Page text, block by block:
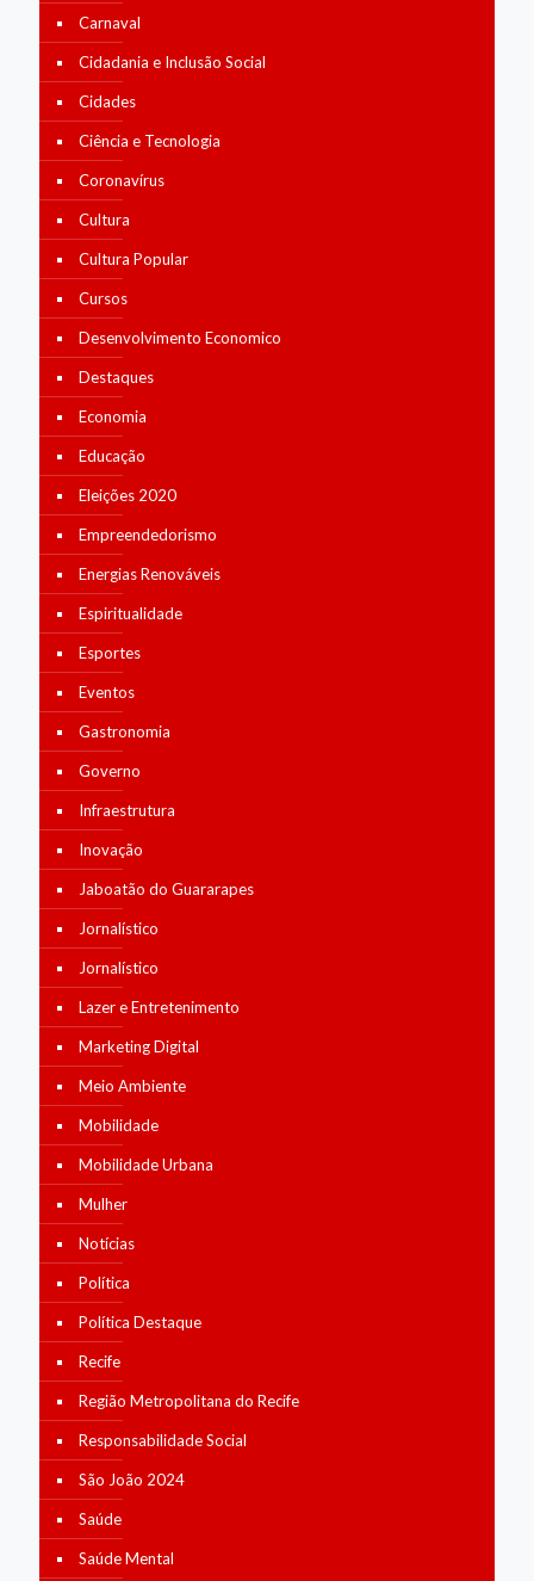
Carnaval
Cidadania e Inclusão Social
Cidades
Ciência e Tecnologia
Coronavírus
Cultura
Cultura Popular
Cursos
Desenvolvimento Economico
Destaques
Economia
Educação
Eleições 2020
Empreendedorismo
Energias Renováveis
Espiritualidade
Esportes
Eventos
Gastronomia
Governo
Infraestrutura
Inovação
Jaboatão do Guararapes
Jornalístico
Jornalístico
Lazer e Entretenimento
Marketing Digital
Meio Ambiente
Mobilidade
Mobilidade Urbana
Mulher
Notícias
Política
Política Destaque
Recife
Região Metropolitana do Recife
Responsabilidade Social
São João 2024
Saúde
Saúde Mental